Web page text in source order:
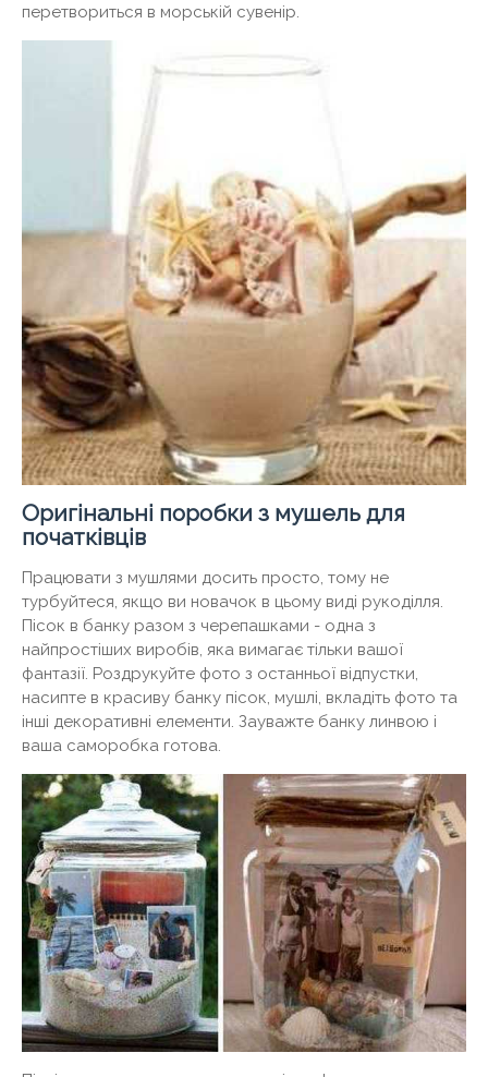
перетвориться в морській сувенір.
Оригінальні поробки з мушель для
початківців
Працювати з мушлями досить просто, тому не
турбуйтеся, якщо ви новачок в цьому виді рукоділля.
Пісок в банку разом з черепашками - одна з
найпростіших виробів, яка вимагає тільки вашої
фантазії. Роздрукуйте фото з останньої відпустки,
насипте в красиву банку пісок, мушлі, вкладіть фото та
інші декоративні елементи. Зауважте банку линвою і
ваша саморобка готова.